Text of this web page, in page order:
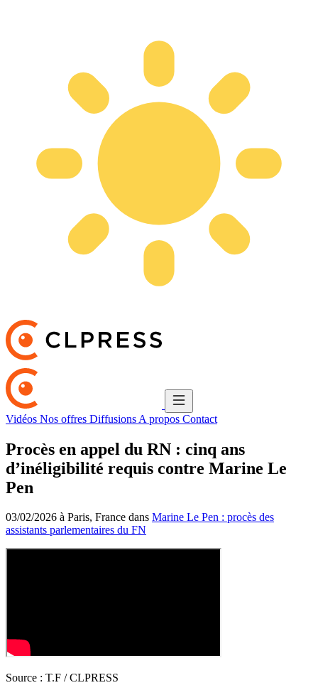
Vidéos Nos offres Diffusions A propos Contact
Procès en appel du RN : cinq ans
d’inéligibilité requis contre Marine Le
Pen
03/02/2026 à Paris, France dans Marine Le Pen : procès des
assistants parlementaires du FN
Source : T.F / CLPRESS